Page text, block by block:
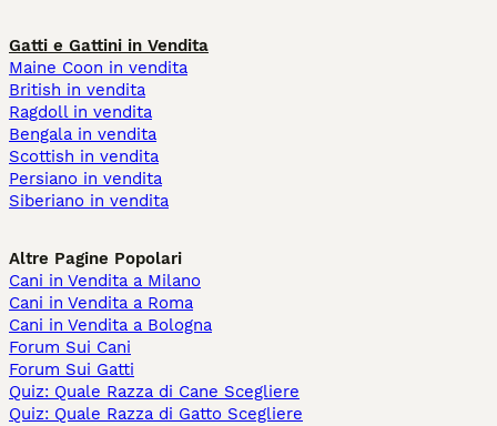
Gatti e Gattini in Vendita
Maine Coon in vendita
British in vendita
Ragdoll in vendita
Bengala in vendita
Scottish in vendita
Persiano in vendita
Siberiano in vendita
Altre Pagine Popolari
Cani in Vendita a Milano
Cani in Vendita a Roma
Cani in Vendita a Bologna
Forum Sui Cani
Forum Sui Gatti
Quiz: Quale Razza di Cane Scegliere
Quiz: Quale Razza di Gatto Scegliere